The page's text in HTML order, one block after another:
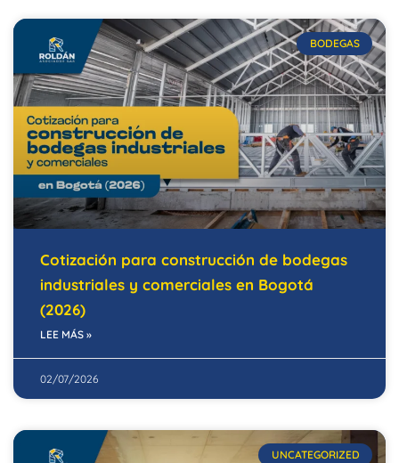
BODEGAS
Cotización para construcción de bodegas
industriales y comerciales en Bogotá
(2026)
LEE MÁS »
02/07/2026
UNCATEGORIZED